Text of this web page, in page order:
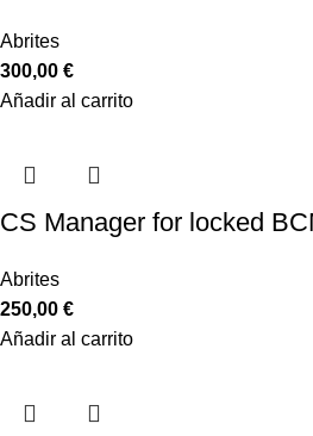
Abrites
300,00 €
Añadir al carrito
CS Manager for locked
Abrites
250,00 €
Añadir al carrito